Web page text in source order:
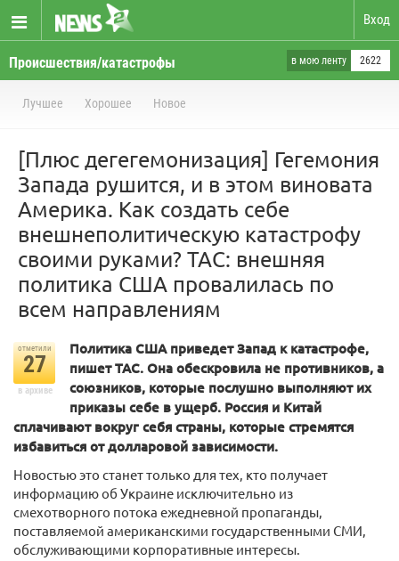
Вход
Происшествия/катастрофы в мою ленту 2622
Лучшее Хорошее Новое
[Плюс дегегемонизация] Гегемония
Запада рушится, и в этом виновата
Америка. Как создать себе
внешнеполитическую катастрофу
своими руками? TAC: внешняя
политика США провалилась по
всем направлениям
отметили
27
в архиве
Политика США приведет Запад к катастрофе,
пишет TAC. Она обескровила не противников, а
союзников, которые послушно выполняют их
приказы себе в ущерб. Россия и Китай
сплачивают вокруг себя страны, которые стремятся
избавиться от долларовой зависимости.
Новостью это станет только для тех, кто получает
информацию об Украине исключительно из
смехотворного потока ежедневной пропаганды,
поставляемой американскими государственными СМИ,
обслуживающими корпоративные интересы.